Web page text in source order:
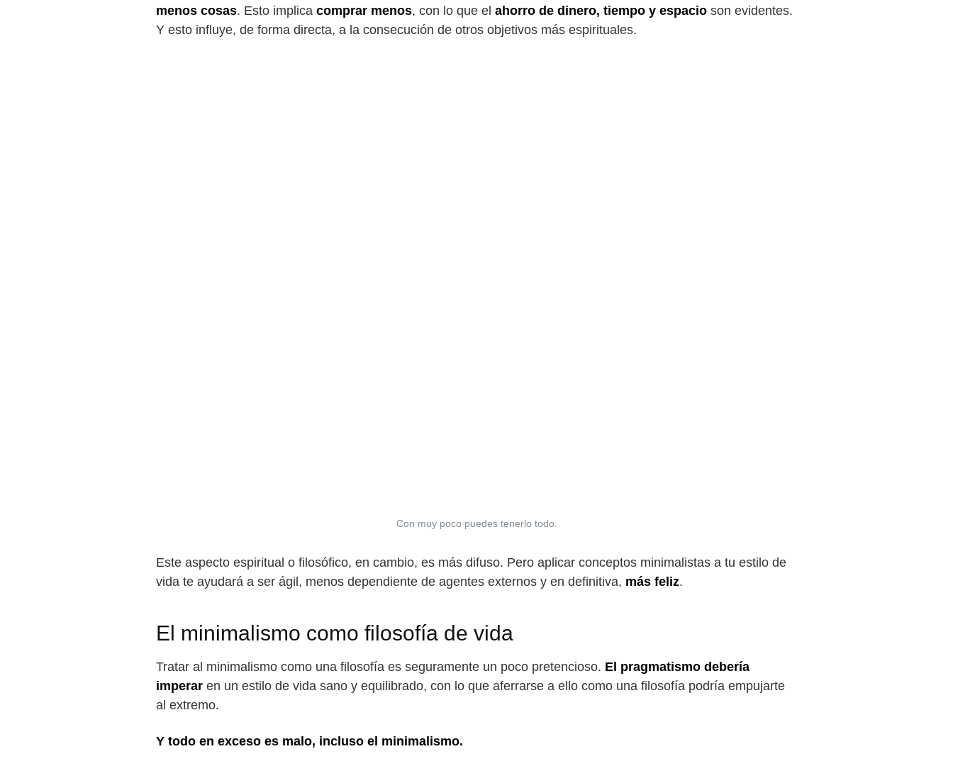
menos cosas. Esto implica comprar menos, con lo que el ahorro de dinero, tiempo y espacio son evidentes.
Y esto influye, de forma directa, a la consecución de otros objetivos más espirituales.
Con muy poco puedes tenerlo todo.
Este aspecto espiritual o filosófico, en cambio, es más difuso. Pero aplicar conceptos minimalistas a tu estilo de
vida te ayudará a ser ágil, menos dependiente de agentes externos y en definitiva, más feliz.
El minimalismo como filosofía de vida
Tratar al minimalismo como una filosofía es seguramente un poco pretencioso. El pragmatismo debería
imperar en un estilo de vida sano y equilibrado, con lo que aferrarse a ello como una filosofía podría empujarte
al extremo.
Y todo en exceso es malo, incluso el minimalismo.